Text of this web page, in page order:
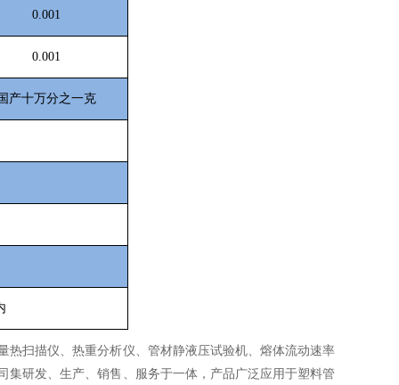
0.001
0.001
产十万分之一克
扫描仪、热重分析仪、管材静液压试验机、熔体流动速率
研发、生产、销售、服务于一体，产品广泛应用于塑料管